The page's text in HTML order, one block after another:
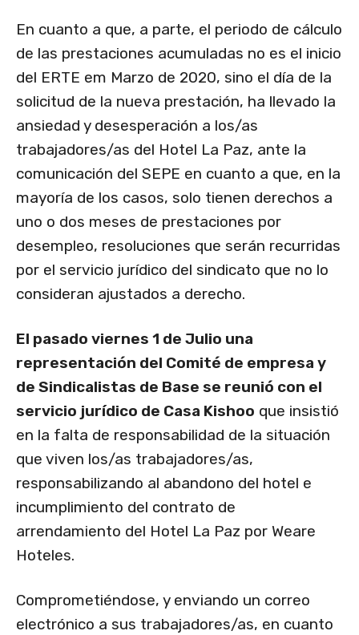
En cuanto a que, a parte, el periodo de cálculo
de las prestaciones acumuladas no es el inicio
del ERTE em Marzo de 2020, sino el día de la
solicitud de la nueva prestación, ha llevado la
ansiedad y desesperación a los/as
trabajadores/as del Hotel La Paz, ante la
comunicación del SEPE en cuanto a que, en la
mayoría de los casos, solo tienen derechos a
uno o dos meses de prestaciones por
desempleo, resoluciones que serán recurridas
por el servicio jurídico del sindicato que no lo
consideran ajustados a derecho.
El pasado viernes 1 de Julio una
representación del Comité de empresa y
de Sindicalistas de Base se reunió con el
servicio jurídico de Casa Kishoo que insistió
en la falta de responsabilidad de la situación
que viven los/as trabajadores/as,
responsabilizando al abandono del hotel e
incumplimiento del contrato de
arrendamiento del Hotel La Paz por Weare
Hoteles.
Comprometiéndose, y enviando un correo
electrónico a sus trabajadores/as, en cuanto